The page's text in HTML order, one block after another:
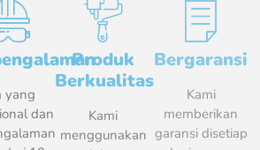
yang
dan
Produk
Berkualitas​
Kami
menggunakan
Bergaransi​
Kami
memberikan
garansi disetiap